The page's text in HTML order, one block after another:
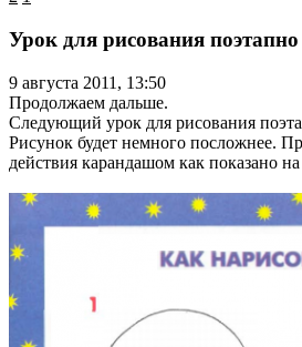
Урок для рисования поэтапно
9 августа 2011, 13:50
Продолжаем дальше.
Следующий урок для рисования
Рисунок будет немного посложнее.
действия карандашом как показано